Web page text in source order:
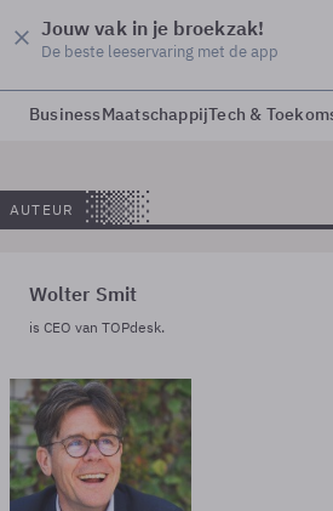
Jouw vak in je broekzak!
De beste leeservaring met de app
BusinessMaatschappijTech &
AUTEUR
Wolter Smit
is CEO van TOPdesk.